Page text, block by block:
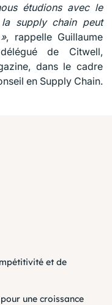
étudions avec le
supply chain peut
, rappelle Guillaume
de Citwell,
dans le cadre
en Supply Chain.
et de
une croissance